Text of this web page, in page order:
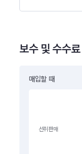
보수 및 수수료
매입할 때
선취판매